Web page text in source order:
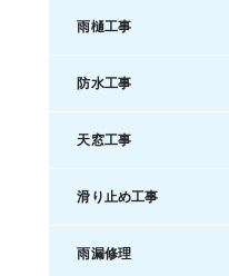
雨樋工事
防水工事
天窓工事
滑り止め工事
雨漏修理